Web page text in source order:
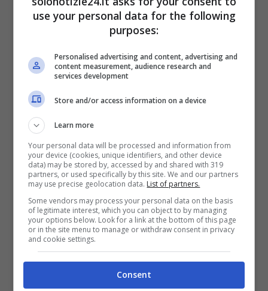
Risciacquare il viso con un sapone
delicato e acqua tiepida, e applicare
Precauzioni
Si consiglia di utilizzare questa maschera
dopo aver esfoliato la pelle
use your personal data for the following
purposes:
Personalised advertising and content, advertising and
content measurement, audience research and
services development
Store and/or access information on a device
Learn more
Your personal data will be processed and information from
your device (cookies, unique identifiers, and other device
data) may be stored by, accessed by and shared with 319
partners, or used specifically by this site. We and our partners
may use precise geolocation data. List of partners.
Some vendors may process your personal data on the basis
of legitimate interest, which you can object to by managing
your options below. Look for a link at the bottom of this page
or in the site menu to manage or withdraw consent in privacy
and cookie settings.
Consent